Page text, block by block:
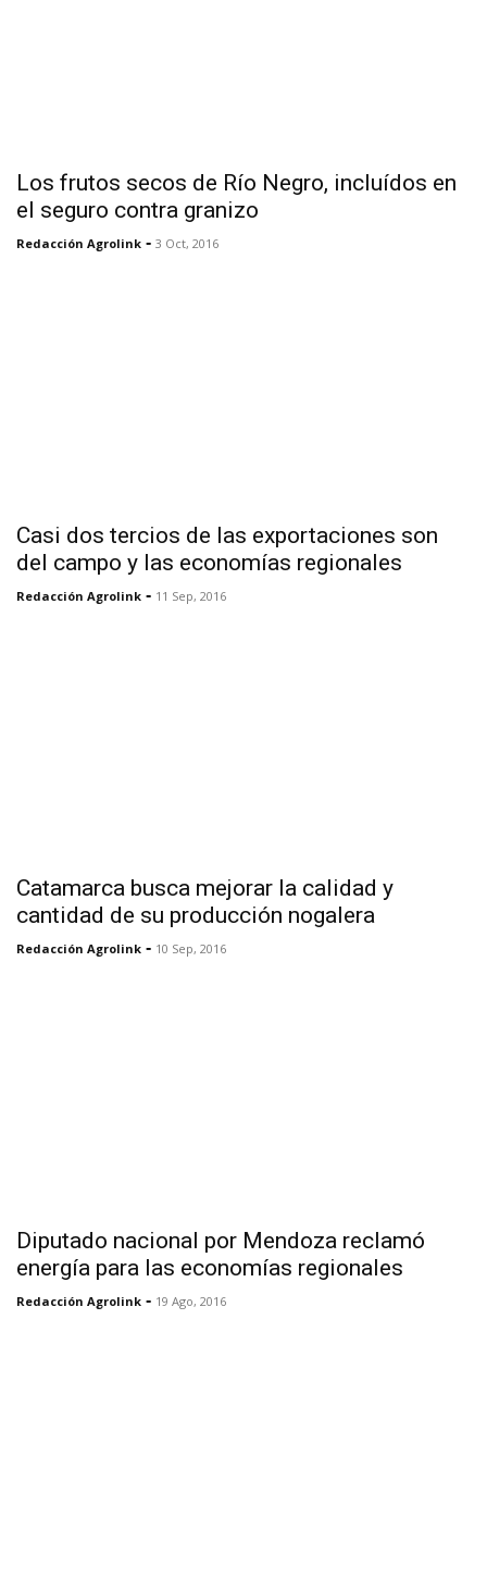
Los frutos secos de Río Negro, incluídos en
el seguro contra granizo
Redacción Agrolink - 3 Oct, 2016
Casi dos tercios de las exportaciones son
del campo y las economías regionales
Redacción Agrolink - 11 Sep, 2016
Catamarca busca mejorar la calidad y
cantidad de su producción nogalera
Redacción Agrolink - 10 Sep, 2016
Diputado nacional por Mendoza reclamó
energía para las economías regionales
Redacción Agrolink - 19 Ago, 2016